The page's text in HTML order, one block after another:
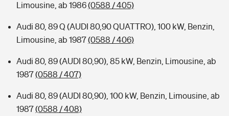
Limousine, ab 1986(0588 / 405)
Audi 80, 89 Q (AUDI 80,90 QUATTRO), 100 kW, Benzin,
Limousine, ab 1987(0588 / 406)
Audi 80, 89 (AUDI 80,90), 85 kW, Benzin, Limousine, ab
1987(0588 / 407)
Audi 80, 89 (AUDI 80,90), 100 kW, Benzin, Limousine, ab
1987(0588 / 408)